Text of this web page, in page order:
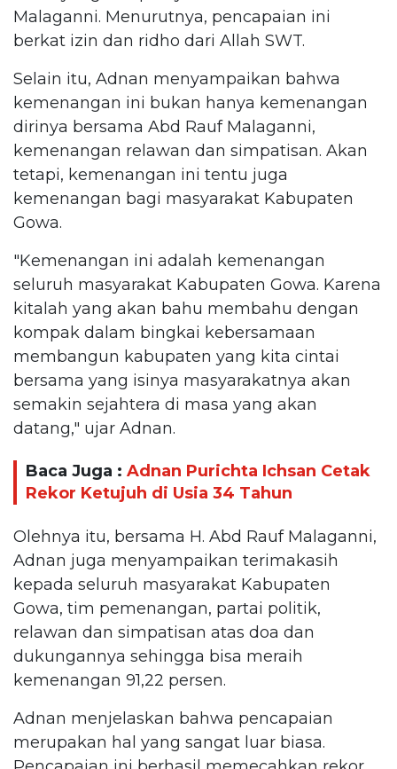
Malaganni. Menurutnya, pencapaian ini
berkat izin dan ridho dari Allah SWT.
Selain itu, Adnan menyampaikan bahwa
kemenangan ini bukan hanya kemenangan
dirinya bersama Abd Rauf Malaganni,
kemenangan relawan dan simpatisan. Akan
tetapi, kemenangan ini tentu juga
kemenangan bagi masyarakat Kabupaten
Gowa.
"Kemenangan ini adalah kemenangan
seluruh masyarakat Kabupaten Gowa. Karena
kitalah yang akan bahu membahu dengan
kompak dalam bingkai kebersamaan
membangun kabupaten yang kita cintai
bersama yang isinya masyarakatnya akan
semakin sejahtera di masa yang akan
datang," ujar Adnan.
Baca Juga : Adnan Purichta Ichsan Cetak
Rekor Ketujuh di Usia 34 Tahun
Olehnya itu, bersama H. Abd Rauf Malaganni,
Adnan juga menyampaikan terimakasih
kepada seluruh masyarakat Kabupaten
Gowa, tim pemenangan, partai politik,
relawan dan simpatisan atas doa dan
dukungannya sehingga bisa meraih
kemenangan 91,22 persen.
Adnan menjelaskan bahwa pencapaian
merupakan hal yang sangat luar biasa.